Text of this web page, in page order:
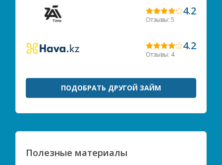
4.2
Отзывы: 5
4.2
Отзывы: 4
ПОДОБРАТЬ ДРУГОЙ ЗАЙМ
Полезные материалы